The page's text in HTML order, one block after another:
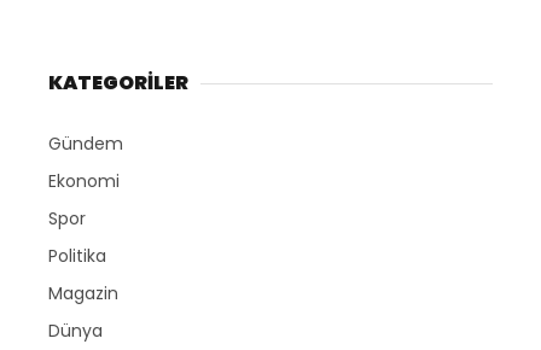
KATEGORİLER
Gündem
Ekonomi
Spor
Politika
Magazin
Dünya